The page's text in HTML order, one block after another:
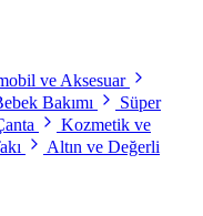
ve Aksesuar
Bakımı
Süper
Kozmetik ve
Altın ve Değerli